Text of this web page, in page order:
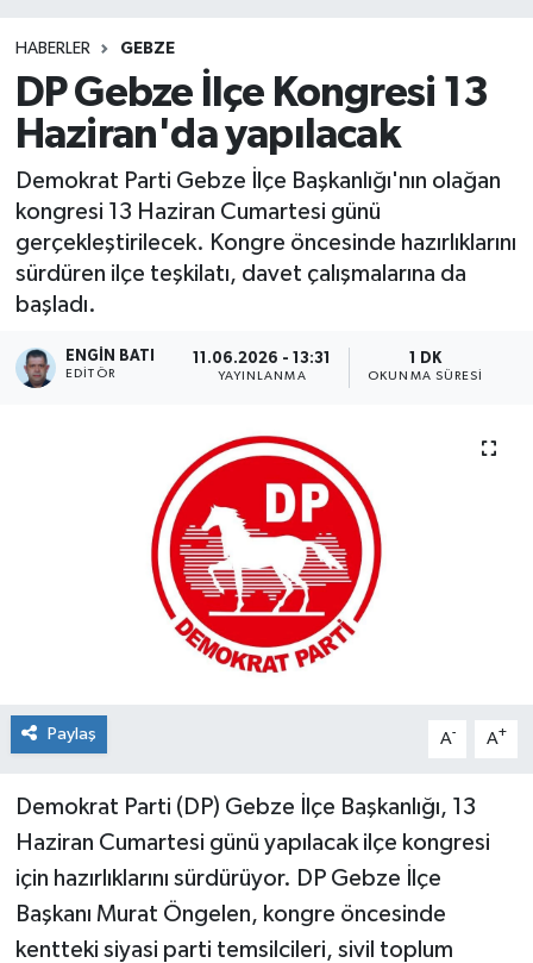
HABERLER GEBZE
DP Gebze İlçe Kongresi 13
Haziran'da yapılacak
Demokrat Parti Gebze İlçe Başkanlığı'nın olağan
kongresi 13 Haziran Cumartesi günü
gerçekleştirilecek. Kongre öncesinde hazırlıklarını
sürdüren ilçe teşkilatı, davet çalışmalarına da
başladı.
ENGIN BATI
EDITÖR
11.06.2026 - 13:31
YAYINLANMA
1 DK
OKUNMA SÜRESI
Paylaş A- A+
Demokrat Parti (DP) Gebze İlçe Başkanlığı, 13
Haziran Cumartesi günü yapılacak ilçe kongresi
için hazırlıklarını sürdürüyor. DP Gebze İlçe
Başkanı Murat Öngelen, kongre öncesinde
kentteki siyasi parti temsilcileri, sivil toplum